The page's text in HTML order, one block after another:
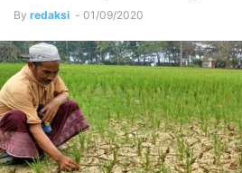
By redaksi - 01/09/2020